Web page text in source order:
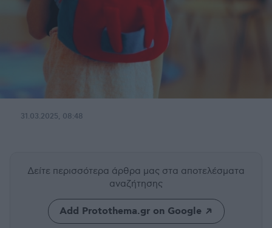
31.03.2025, 08:48
Δείτε περισσότερα άρθρα μας στα αποτελέσματα
αναζήτησης
Add Protothema.gr on Google